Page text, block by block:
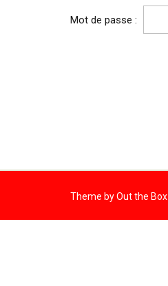
Mot de passe :
Theme byOut the Box